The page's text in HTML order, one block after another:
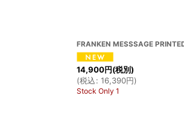
FRANKEN MESSSAGE
14,900円(税別)
(税込: 16,390円)
Stock Only 1